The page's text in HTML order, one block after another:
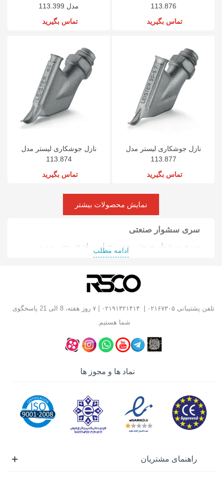
113.876
تماس بگیرید
مدل 113.399
تماس بگیرید
نازل جوشکاری لیستر مدل
113.877
تماس بگیرید
نازل جوشکاری لیستر مدل
113.874
تماس بگیرید
نمایش محصولات بیشتر
سری سشوار صنعتی
سری سشوار صنعتی جهت هدایت باد خروجی مورد
نازل سشوار صنعتی
موارد زیادی می شود که در زیر به آن ها اشاره می کنیم:
سری سشوار صنعتی پهن
غلطک جوشکاری
از این ابزار جهت چسباندن و یا نگهداری دو سطح
پلاستیکی در زمان جوشکاری استفاده می شود.
از کاردک جوشکاری جهت لبه برداری و پلیسه گیری سطوح
ادامه مطلب
تلفن پشتیبانی ۰۲۱۶۷۳۰۵
| ۷ روز هفته، 8 الی 21 پاسخگوی
شما هستیم.
نماد ها و مجوز ها
راهنمای مشتریان